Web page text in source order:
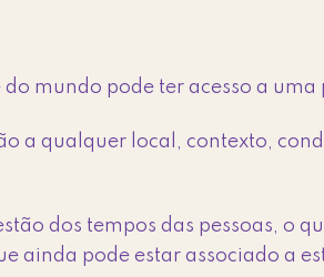
mundo pode ter acesso a
a qualquer local, contexto,
dos tempos das pessoas, o
ainda pode estar associado a